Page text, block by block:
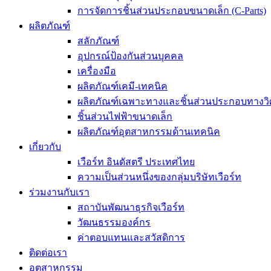
การจัดการชิ้นส่วนประกอบขนาดเล็ก (C-Parts)
ผลิตภัณฑ์
สลักภัณฑ์
อุปกรณ์ป้องกันส่วนบุคคล
เครื่องมือ
ผลิตภัณฑ์เคมี-เทคนิค
ผลิตภัณฑ์เฉพาะทางและชิ้นส่วนประกอบทางวิ
ชิ้นส่วนไฟฟ้าขนาดเล็ก
ผลิตภัณฑ์อุตสาหกรรมด้านเทคนิค
เกี่ยวกับ
เวือร์ท อินดัสตรี ประเทศไทย
ความเป็นส่วนหนึ่งของกลุ่มบริษัทเวือร์ท
ร่วมงานกับเรา
สถาบันพัฒนาธุรกิจเวือร์ท
วัฒนธรรมองค์กร
ค่าตอบแทนและสวัสดิการ
ติดต่อเรา
อุตสาหกรรม